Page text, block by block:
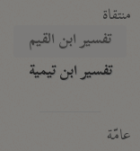
منتقاة
تفسير ابن القيم
تفسير ابن تيمية
عامّة